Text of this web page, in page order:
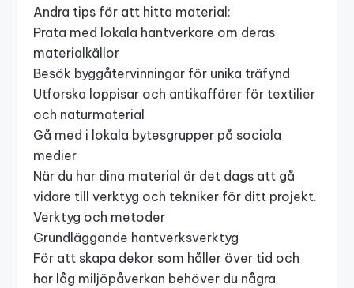
Andra tips för att hitta material:
Prata med lokala hantverkare om deras
materialkällor
Besök byggåtervinningar för unika träfynd
Utforska loppisar och antikaffärer för textilier
och naturmaterial
Gå med i lokala bytesgrupper på sociala
medier
När du har dina material är det dags att gå
vidare till verktyg och tekniker för ditt projekt.
Verktyg och metoder
Grundläggande hantverksverktyg
För att skapa dekor som håller över tid och
har låg miljöpåverkan behöver du några